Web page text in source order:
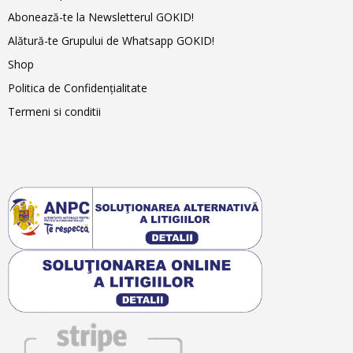
Abonează-te la Newsletterul GOKID!
Alătură-te Grupului de Whatsapp GOKID!
Shop
Politica de Confidențialitate
Termeni si conditii